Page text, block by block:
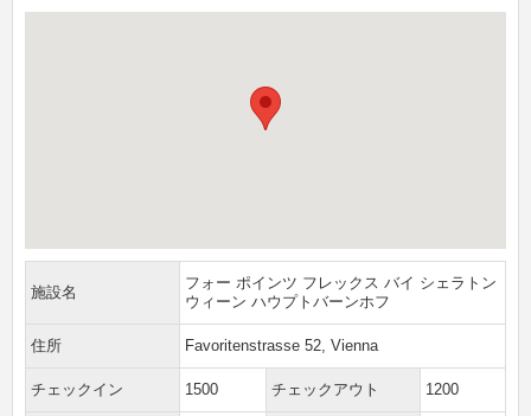
施設名
フォー ポインツ フレックス バイ シェラトン
ウィーン ハウプトバーンホフ
住所 Favoritenstrasse 52, Vienna
チェックイン 1500 チェックアウト 1200